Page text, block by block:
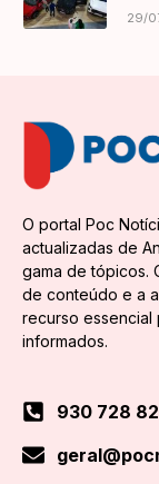
29/
O portal Poc
actualizadas de
gama de tópicos.
de conteúdo e a
recurso essencial
informados.
930 728